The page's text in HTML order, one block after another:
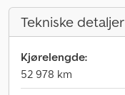
Tekniske detaljer
Kjørelengde:
52 978 km